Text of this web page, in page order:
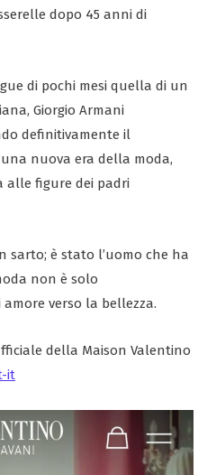
dopo 45 anni di
di pochi mesi quella di un
Giorgio Armani
definitivamente il
nuova era della moda,
alle figure dei padri
è stato l’uomo che ha
non è solo
verso la bellezza.
della Maison Valentino
it